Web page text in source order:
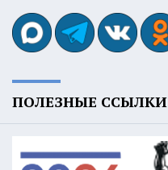
ПОЛЕЗНЫЕ ССЫЛКИ